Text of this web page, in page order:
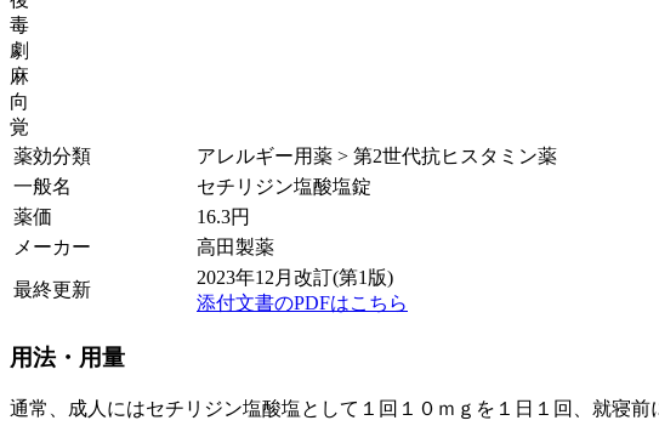
毒
劇
麻
向
覚
薬効分類
アレルギー用薬 > 第2世代抗ヒスタミン薬
一般名
セチリジン塩酸塩錠
薬価
16.3円
メーカー
高田製薬
最終更新
2023年12月改訂(第1版)
添付文書のPDFはこちら
用法・用量
通常、成人にはセチリジン塩酸塩として１回１０ｍｇを１日１回、就寝前